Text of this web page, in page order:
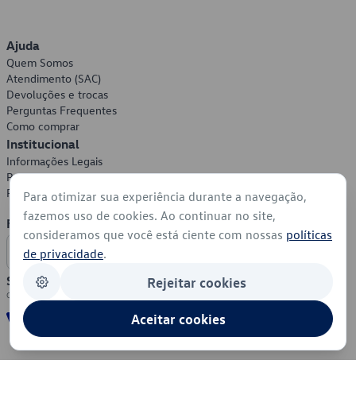
Ajuda
Quem Somos
Atendimento (SAC)
Devoluções e trocas
Perguntas Frequentes
Como comprar
Institucional
Informações Legais
Política de Privacidade
Política de Cookies
Formas de Pagamento
Segurança
Para otimizar sua experiência durante a navegação,
fazemos uso de cookies. Ao continuar no site,
consideramos que você está ciente com nossas políticas
de privacidade.
Rejeitar cookies
Aceitar cookies